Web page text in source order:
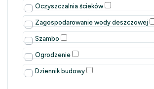
Oczyszczalnia ścieków
Zagospodarowanie wody deszczowej
Szambo
Ogrodzenie
Dziennik budowy